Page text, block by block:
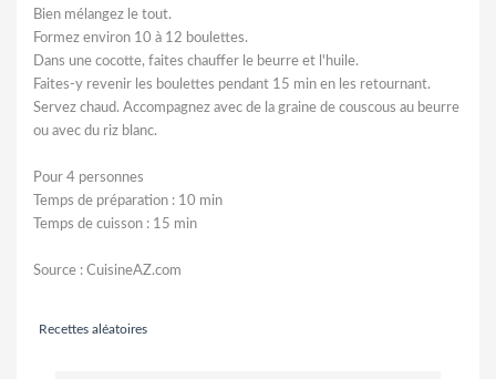
Bien mélangez le tout.
Formez environ 10 à 12 boulettes.
Dans une cocotte, faites chauffer le beurre et l'huile.
Faites-y revenir les boulettes pendant 15 min en les retournant.
Servez chaud. Accompagnez avec de la graine de couscous au beurre
ou avec du riz blanc.
Pour 4 personnes
Temps de préparation : 10 min
Temps de cuisson : 15 min
Source : CuisineAZ.com
Recettes aléatoires